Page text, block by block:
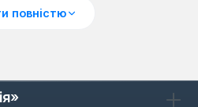
які виділяють його
матеріалів, що
повністю